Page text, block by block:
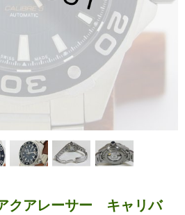
クアレーサー キャリバ